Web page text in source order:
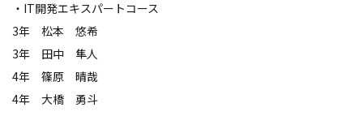
・IT開発エキスパートコース
3年 松本 悠希
3年 田中 隼人
4年 篠原 晴哉
4年 大橋 勇斗